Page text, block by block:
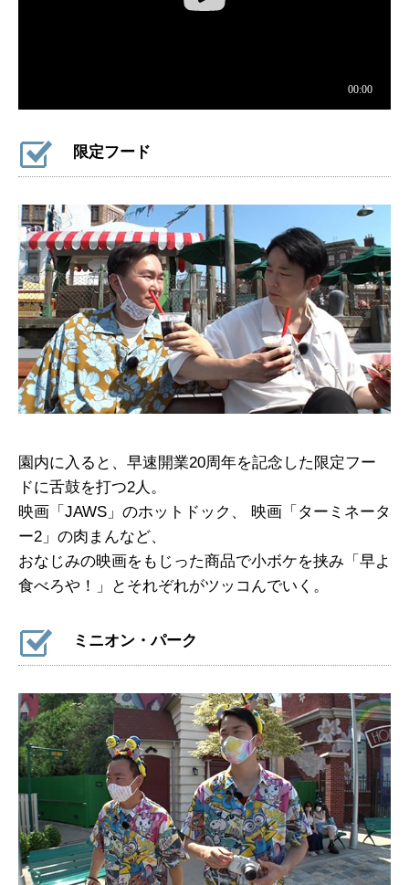
限定フード
園内に入ると、早速開業20周年を記念した限定フー
ドに舌鼓を打つ2人。
映画「JAWS」のホットドック、 映画「ターミネータ
ー2」の肉まんなど、
おなじみの映画をもじった商品で小ボケを挟み「早よ
食べろや！」とそれぞれがツッコんでいく。
ミニオン・パーク